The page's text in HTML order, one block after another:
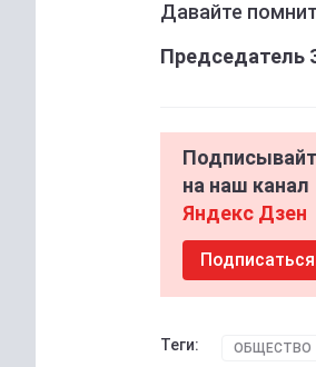
Давайте
Председатель
на наш канал
Яндекс Дзен
Подписаться
Теги: ОБЩЕСТВО